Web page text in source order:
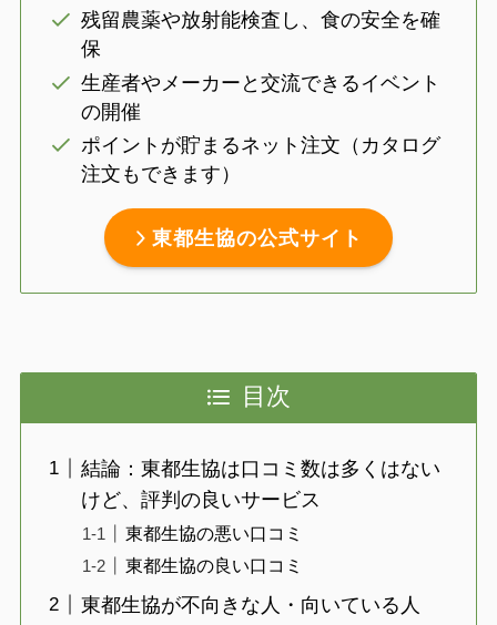
残留農薬や放射能検査し、食の安全を確
保
生産者やメーカーと交流できるイベント
の開催
ポイントが貯まるネット注文（カタログ
注文もできます）
東都生協の公式サイト
目次
結論：東都生協は口コミ数は多くはない
けど、評判の良いサービス
東都生協の悪い口コミ
東都生協の良い口コミ
東都生協が不向きな人・向いている人